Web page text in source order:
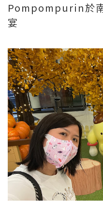
Pompompurin於
宴